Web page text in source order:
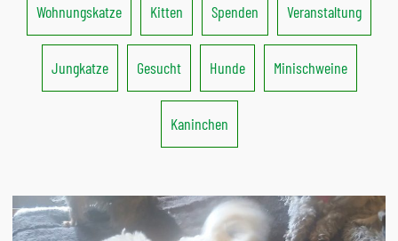
Wohnungskatze Kitten Spenden Veranstaltung
Jungkatze Gesucht Hunde Minischweine
Kaninchen